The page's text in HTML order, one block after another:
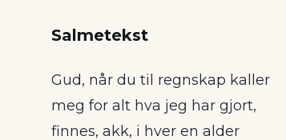
Salmetekst
Gud, når du til regnskap kaller
meg for alt hva jeg har gjort,
finnes, akk, i hver en alder